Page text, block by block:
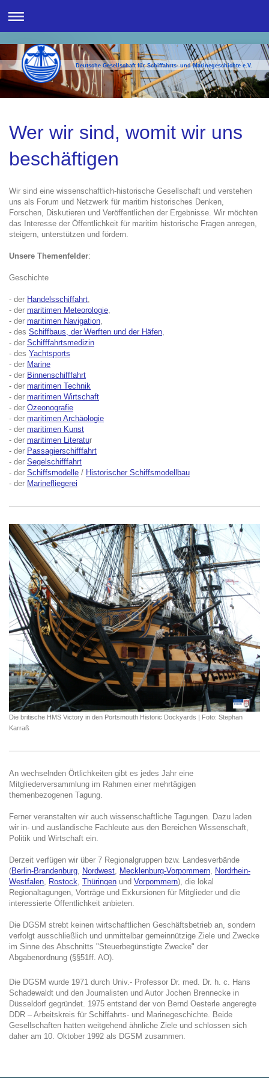
Deutsche Gesellschaft für Schiffahrts- und Marinegeschichte e.V.
Wer wir sind, womit wir uns
beschäftigen
Wir sind eine wissenschaftlich-historische Gesellschaft und verstehen
uns als Forum und Netzwerk für maritim historisches Denken,
Forschen, Diskutieren und Veröffentlichen der Ergebnisse. Wir möchten
das Interesse der Öffentlichkeit für maritim historische Fragen anregen,
steigern, unterstützen und fördern.
Unsere Themenfelder:
Geschichte
- der Handelsschiffahrt
- der maritimen Meteorologie
- der maritimen Navigation
- des Schiffbaus, der Werften und der Häfen
- der Schifffahrtsmedizin
- des Yachtsports
- der Marine
- der Binnenschifffahrt
- der maritimen Technik
- der maritimen Wirtschaft
- der Ozeonografie
- der maritimen Archäologie
- der maritimen Kunst
- der maritimen Literatur
- der Passagierschifffahrt
- der Segelschifffahrt
- der Schiffsmodelle / Historischer Schiffsmodellbau
- der Marinefliegerei
Die britische HMS Victory in den Portsmouth Historic Dockyards | Foto: Stephan
Karraß
An wechselnden Örtlichkeiten gibt es jedes Jahr eine
Mitgliederversammlung im Rahmen einer mehrtägigen
themenbezogenen Tagung.
Ferner veranstalten wir auch wissenschaftliche Tagungen. Dazu laden
wir in- und ausländische Fachleute aus den Bereichen Wissenschaft,
Politik und Wirtschaft ein.
Derzeit verfügen wir über 7 Regionalgruppen bzw. Landesverbände
(Berlin-Brandenburg, Nordwest, Mecklenburg-Vorpommern, Nordrhein-
Westfalen, Rostock, Thüringen und Vorpommern), die lokal
Regionaltagungen, Vorträge und Exkursionen für Mitglieder und die
interessierte Öffentlichkeit anbieten.
Die DGSM strebt keinen wirtschaftlichen Geschäftsbetrieb an, sondern
verfolgt ausschließlich und unmittelbar gemeinnützige Ziele und Zwecke
im Sinne des Abschnitts "Steuerbegünstigte Zwecke" der
Abgabenordnung (§§51ff. AO).
Die DGSM wurde 1971 durch Univ.- Professor Dr. med. Dr. h. c. Hans
Schadewaldt und den Journalisten und Autor Jochen Brennecke in
Düsseldorf gegründet. 1975 entstand der von Bernd Oesterle angeregte
DDR – Arbeitskreis für Schiffahrts- und Marinegeschichte. Beide
Gesellschaften hatten weitgehend ähnliche Ziele und schlossen sich
daher am 10. Oktober 1992 als DGSM zusammen.